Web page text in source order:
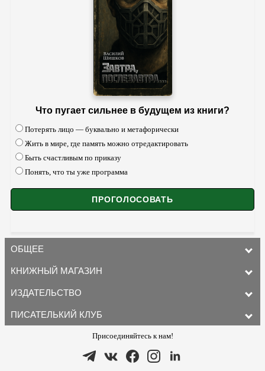
Что пугает сильнее в будущем из книги?
Потерять лицо — буквально и метафорически
Жить в мире, где память можно отредактировать
Быть счастливым по приказу
Понять, что ты уже программа
ОБЩЕЕ
КНИЖНЫЙ МАГАЗИН
ИЗДАТЕЛЬСТВО
ПИСАТЕЛЬКИЙ КЛУБ
Присоединяйтесь к нам!